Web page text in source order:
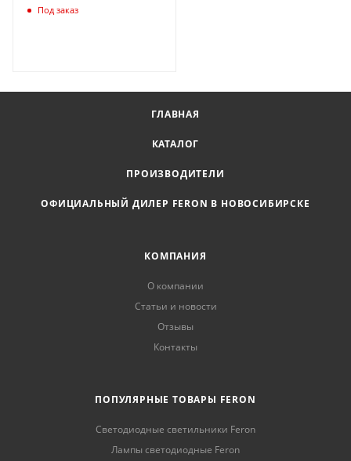
Под заказ
ГЛАВНАЯ
КАТАЛОГ
ПРОИЗВОДИТЕЛИ
ОФИЦИАЛЬНЫЙ ДИЛЕР FERON В НОВОСИБИРСКЕ
КОМПАНИЯ
О компании
Статьи и новости
Отзывы
Контакты
ПОПУЛЯРНЫЕ ТОВАРЫ FERON
Светодиодные светильники Feron
Лампы светодиодные Feron